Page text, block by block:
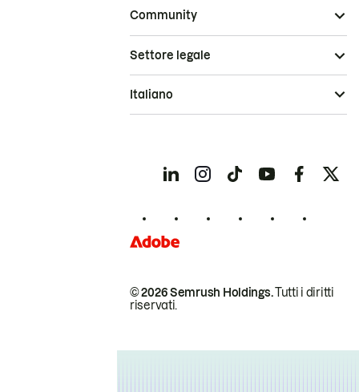
Community
© 2026 Semrush Holdings.Tutti i diritti
riservati.
Settore legale
Italiano